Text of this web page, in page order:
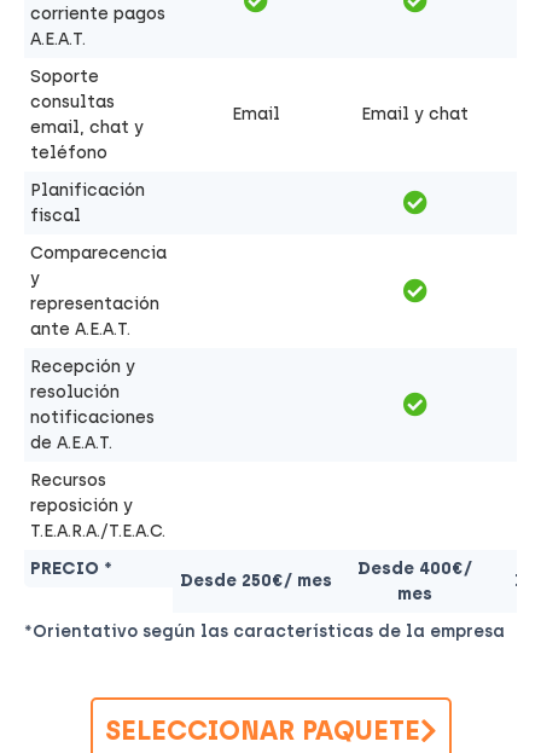
PRECIO *
Desde 250€/ mes
Desde 400€/
mes
corriente pagos
A.E.A.T.
Soporte
consultas
email, chat y
teléfono
Email Email y chat
Planificación
fiscal
Comparecencia
y
representación
ante A.E.A.T.
Recepción y
resolución
notificaciones
de A.E.A.T.
Recursos
reposición y
T.E.A.R.A./T.E.A.C.
*Orientativo según las características de la empresa
SELECCIONAR PAQUETE